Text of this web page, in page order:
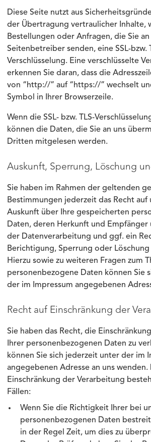
Diese Seite nutzt aus
der Übertragung vertraulicher Inhalte,
Bestellungen oder Anfragen, die Sie an
Seitenbetreiber senden, eine SSL-bzw.
Verschlüsselung. Eine verschlüsselte
erkennen Sie daran, dass die
von “http://” auf “https://” wechselt
Symbol in Ihrer Browserzeile.
Wenn die SSL- bzw. TLS-
können die Daten, die Sie an uns
Dritten mitgelesen werden.
Auskunft, Sperrung, Löschung
Sie haben im Rahmen der geltenden
Bestimmungen jederzeit das Recht
Auskunft über Ihre gespeicherten
Daten, deren Herkunft und Empfänger
der Datenverarbeitung und ggf. ein
Berichtigung, Sperrung oder Löschung
Hierzu sowie zu weiteren Fragen zum
personenbezogene Daten können Sie
der im Impressum angegebenen
Recht auf Einschränkung der
Sie haben das Recht, die
Ihrer personenbezogenen Daten zu
können Sie sich jederzeit unter der im
angegebenen Adresse an uns wenden.
Einschränkung der Verarbeitung
Fällen:
Wenn Sie die Richtigkeit Ihrer bei
personenbezogenen Daten
in der Regel Zeit, um dies zu